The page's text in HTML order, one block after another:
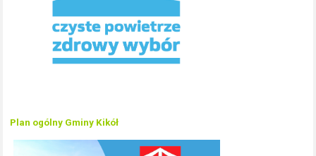
Plan ogólny Gminy Kikół